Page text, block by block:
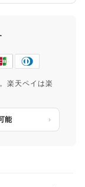
楽天ペイは楽
能